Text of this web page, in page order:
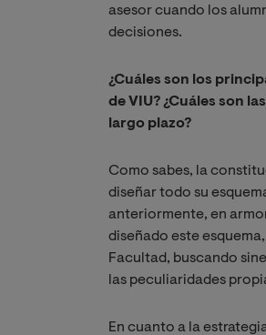
asesor cuando los
decisiones.
¿Cuáles son los
de VIU? ¿Cuáles son
largo plazo?
Como sabes, la
diseñar todo su
anteriormente, en
diseñado este
Facultad, buscando
las peculiaridades
En cuanto a la